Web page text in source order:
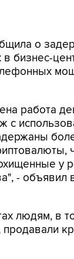
о
бизнес-
работа
с
у
- объявил
людям, в